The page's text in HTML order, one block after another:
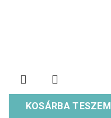
KOSÁRBA TESZEM